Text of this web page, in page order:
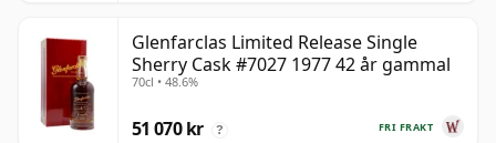
Glenfarclas Limited Release Single
Sherry Cask #7027 1977 42 år gammal
70cl • 48.6%
FRI FRAKT
51 070 kr ?